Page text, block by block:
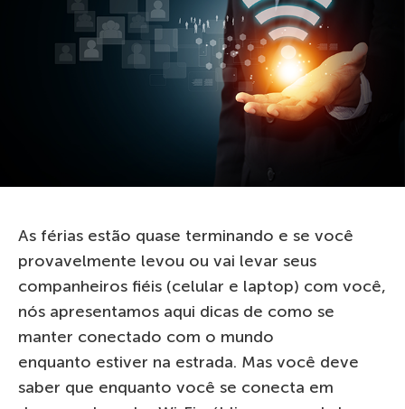
As férias estão quase terminando e se você
provavelmente levou ou vai levar seus
companheiros fiéis (celular e laptop) com você,
nós apresentamos aqui dicas de como se
manter conectado com o mundo
enquanto estiver na estrada. Mas você deve
saber que enquanto você se conecta em